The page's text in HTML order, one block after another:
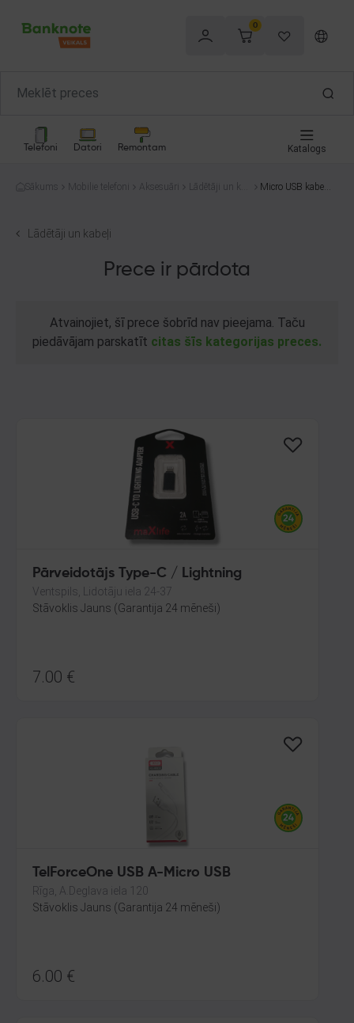
0
Telefoni Datori Remontam Katalogs
Sākums Mobilie telefoni Aksesuāri
Lādētāji un kab
Micro USB kabeli
Lādētāji un kabeļi
Prece ir pārdota
Atvainojiet, šī prece šobrīd nav pieejama. Taču
piedāvājam parskatīt citas šīs kategorijas preces.
Pārveidotājs Type-C / Lightning
Ventspils, Lidotāju iela 24-37
Stāvoklis Jauns (Garantija 24 mēneši)
7.00 €
TelForceOne USB A-Micro USB
Rīga, A.Deglava iela 120
Stāvoklis Jauns (Garantija 24 mēneši)
6.00 €